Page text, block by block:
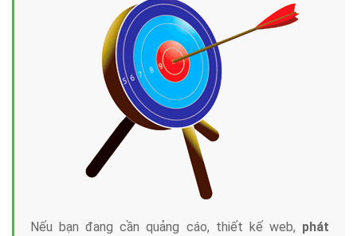
Nếu bạn đang cần quảng cáo, thiết kế web, phát